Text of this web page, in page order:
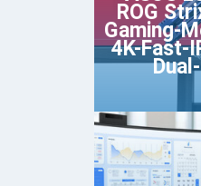
ROG
Gaming-
4K-Fast-